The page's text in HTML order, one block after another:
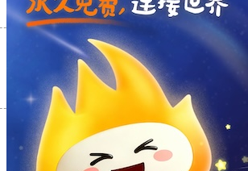
支持[0] 反对[0]
支持[0] 反对[0]